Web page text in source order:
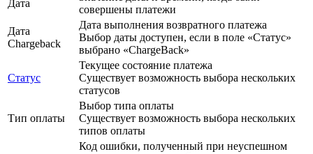
Дата
совершены платежи
Дата
Chargeback
Дата выполнения возвратного платежа
Выбор даты доступен, если в поле «Статус»
выбрано «ChargeBack»
Статус
Текущее состояние платежа
Существует возможность выбора нескольких
статусов
Тип оплаты
Выбор типа оплаты
Существует возможность выбора нескольких
типов оплаты
Код ошибки, полученный при неуспешном